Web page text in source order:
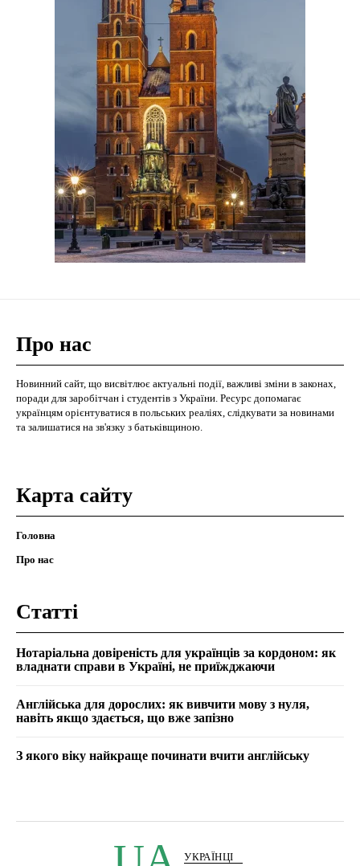
Про нас
Новинний сайт, що висвітлює актуальні події, важливі зміни в законах,
поради для заробітчан і студентів з України. Ресурс допомагає
українцям орієнтуватися в польських реаліях, слідкувати за новинами
та залишатися на зв'язку з батьківщиною.
Карта сайту
Головна
Про нас
Статті
Нотаріальна довіреність для українців за кордоном: як
владнати справи в Україні, не приїжджаючи
Англійська для дорослих: як вивчити мову з нуля,
навіть якщо здається, що вже запізно
З якого віку найкраще починати вчити англійську
УКРАЇНЦІ